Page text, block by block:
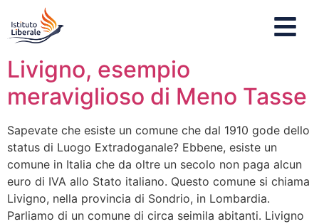
Livigno, esempio
meraviglioso di Meno Tasse
Sapevate che esiste un comune che dal 1910 gode dello
status di Luogo Extradoganale? Ebbene, esiste un
comune in Italia che da oltre un secolo non paga alcun
euro di IVA allo Stato italiano. Questo comune si chiama
Livigno, nella provincia di Sondrio, in Lombardia.
Parliamo di un comune di circa seimila abitanti. Livigno